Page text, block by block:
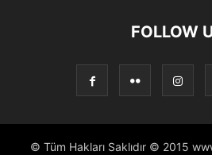
FOLLOW
© Tüm Hakları Saklıdır © 2015